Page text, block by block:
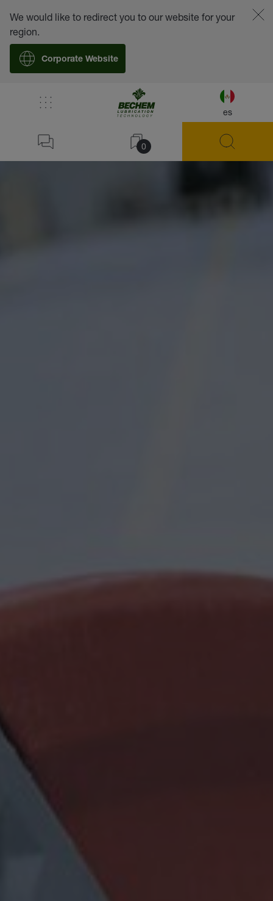
es
0
We would like to redirect you to our website for your
region.
Corporate Website